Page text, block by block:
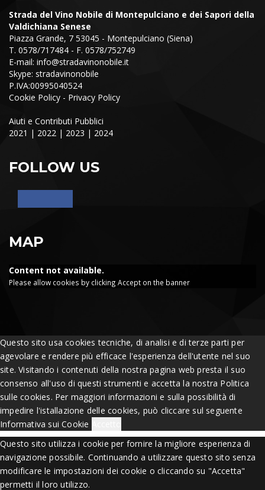
Strada del Vino Nobile di Montepulciano e dei Sapori della
Valdichiana Senese
Piazza Grande, 7 53045 - Montepulciano (Siena)
T. 0578/717484 - F. 0578/752749
E-mail: info@stradavinonobile.it
Skype: stradavinonobile
P.IVA:00995040524
Cookie Policy - Privacy Policy
Aiuti e Contributi Pubblici
2021 | 2022 | 2023 | 2024
FOLLOW US
MAP
Content not available.
Please allow cookies by clicking Accept on the banner
Questo sito usa cookies tecniche, di analisi e di terze parti per
agevolare e rendere più efficace l'esperienza dell'utente nel suo
site. Visitando i contenuti della nostra pagina web presta il suo
consenso all'uso di questi strumenti e accetta la nostra Politica
sulle cookies. Per maggiori informazioni e sulla possibilità di
impedire l'istallazione delle cookies, può cliccare sul seguente
Informativa sui Cookie
Questo sito utilizza i cookie per fornire la migliore esperienza di
navigazione possibile. Continuando a utilizzare questo sito senza
modificare le impostazioni dei cookie o cliccando su "Accetta"
permetti il loro utilizzo.